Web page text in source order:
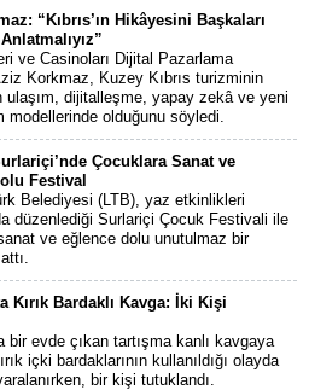
“Kıbrıs’ın Hikâyesini Başkaları
ve Casinoları Dijital Pazarlama
Korkmaz, Kuzey Kıbrıs turizminin
ulaşım, dijitalleşme, yapay zekâ ve yeni
modellerinde olduğunu söyledi.
Çocuklara Sanat ve
Festival
Belediyesi (LTB), yaz etkinlikleri
düzenlediği Surlariçi Çocuk Festivali ile
ve eğlence dolu unutulmaz bir
Kırık Bardaklı Kavga: İki Kişi
bir evde çıkan tartışma kanlı kavgaya
içki bardaklarının kullanıldığı olayda
bir kişi tutuklandı.